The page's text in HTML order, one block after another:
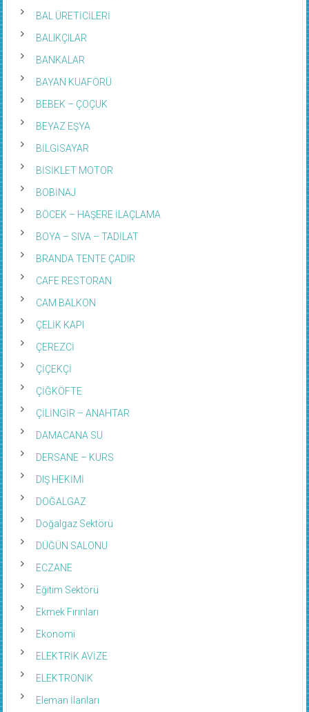
BAL ÜRETİCİLERİ
BALIKÇILAR
BANKALAR
BAYAN KUAFÖRÜ
BEBEK – ÇOÇUK
BEYAZ EŞYA
BİLGİSAYAR
BİSİKLET MOTOR
BOBİNAJ
BÖCEK – HAŞERE İLAÇLAMA
BOYA – SIVA – TADİLAT
BRANDA TENTE ÇADIR
CAFE RESTORAN
CAM BALKON
ÇELİK KAPI
ÇEREZCİ
ÇİÇEKÇİ
ÇİĞKÖFTE
ÇİLİNGİR – ANAHTAR
DAMACANA SU
DERSANE – KURS
DIŞ HEKİMİ
DOĞALGAZ
Doğalgaz Sektörü
DÜĞÜN SALONU
ECZANE
Eğitim Sektörü
Ekmek Fırınları
Ekonomi
ELEKTRİK AVİZE
ELEKTRONİK
Eleman İlanları